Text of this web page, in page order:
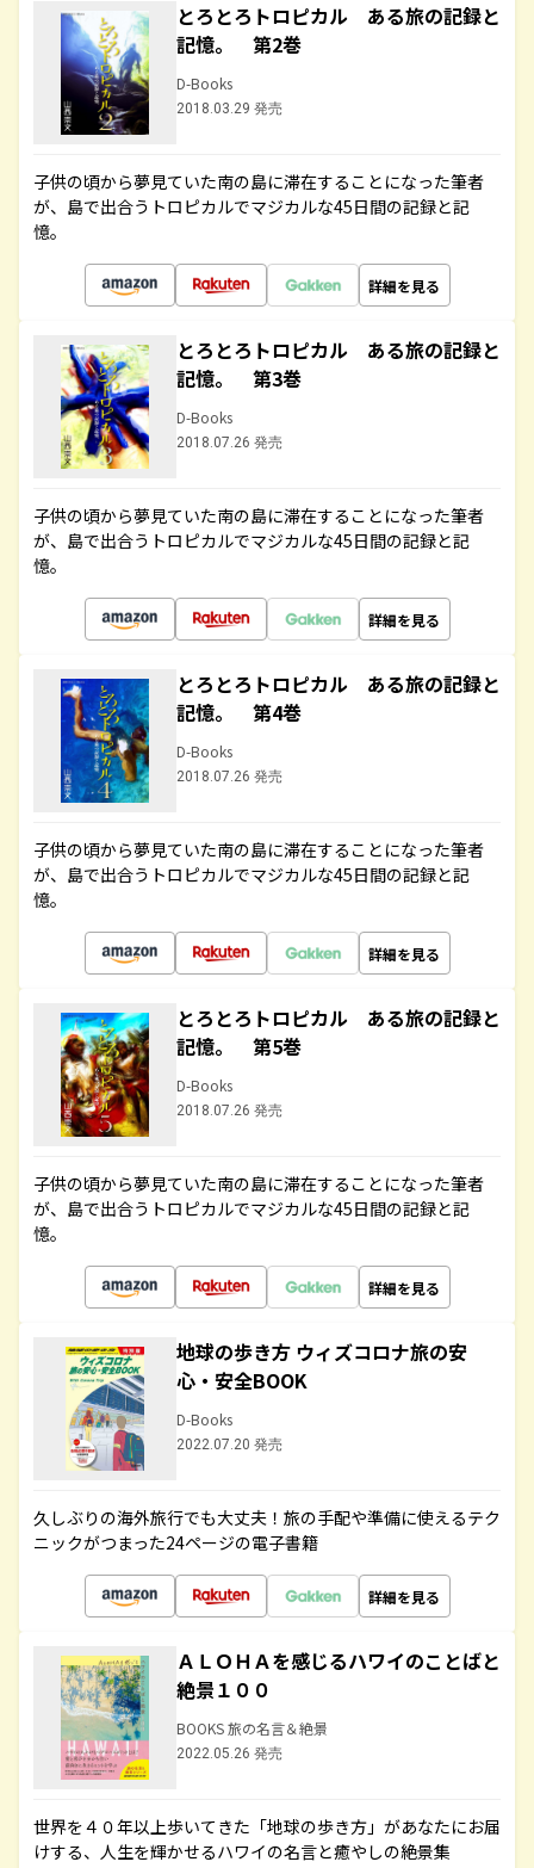
とろとろトロピカル ある旅の記録と
記憶。 第2巻
D-Books
2018.03.29 発売
子供の頃から夢見ていた南の島に滞在することになった筆者
が、島で出合うトロピカルでマジカルな45日間の記録と記
憶。
詳細を見る
とろとろトロピカル ある旅の記録と
記憶。 第3巻
D-Books
2018.07.26 発売
子供の頃から夢見ていた南の島に滞在することになった筆者
が、島で出合うトロピカルでマジカルな45日間の記録と記
憶。
詳細を見る
とろとろトロピカル ある旅の記録と
記憶。 第4巻
D-Books
2018.07.26 発売
子供の頃から夢見ていた南の島に滞在することになった筆者
が、島で出合うトロピカルでマジカルな45日間の記録と記
憶。
詳細を見る
とろとろトロピカル ある旅の記録と
記憶。 第5巻
D-Books
2018.07.26 発売
子供の頃から夢見ていた南の島に滞在することになった筆者
が、島で出合うトロピカルでマジカルな45日間の記録と記
憶。
詳細を見る
地球の歩き方 ウィズコロナ旅の安
心・安全BOOK
D-Books
2022.07.20 発売
久しぶりの海外旅行でも大丈夫！旅の手配や準備に使えるテク
ニックがつまった24ページの電子書籍
詳細を見る
ＡＬＯＨＡを感じるハワイのことばと
絶景１００
BOOKS 旅の名言＆絶景
2022.05.26 発売
世界を４０年以上歩いてきた「地球の歩き方」があなたにお届
けする、人生を輝かせるハワイの名言と癒やしの絶景集